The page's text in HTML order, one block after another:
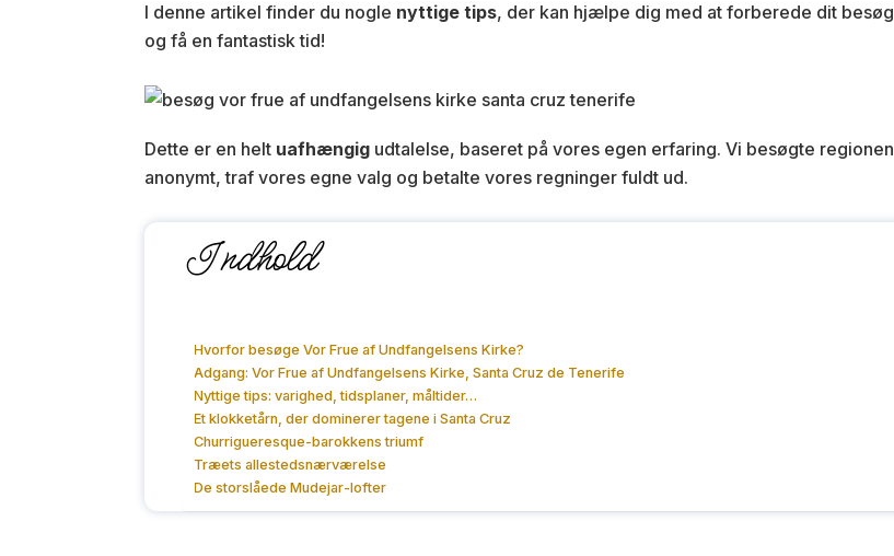
I denne artikel finder du nogle nyttige tips, der kan hjælpe dig med at forberede dit besøg
og få en fantastisk tid!
Dette er en helt uafhængig udtalelse, baseret på vores egen erfaring. Vi besøgte regionen
anonymt, traf vores egne valg og betalte vores regninger fuldt ud.
Indhold
Hvorfor besøge Vor Frue af Undfangelsens Kirke?
Adgang: Vor Frue af Undfangelsens Kirke, Santa Cruz de Tenerife
Nyttige tips: varighed, tidsplaner, måltider…
Et klokketårn, der dominerer tagene i Santa Cruz
Churrigueresque-barokkens triumf
Træets allestedsnærværelse
De storslåede Mudejar-lofter